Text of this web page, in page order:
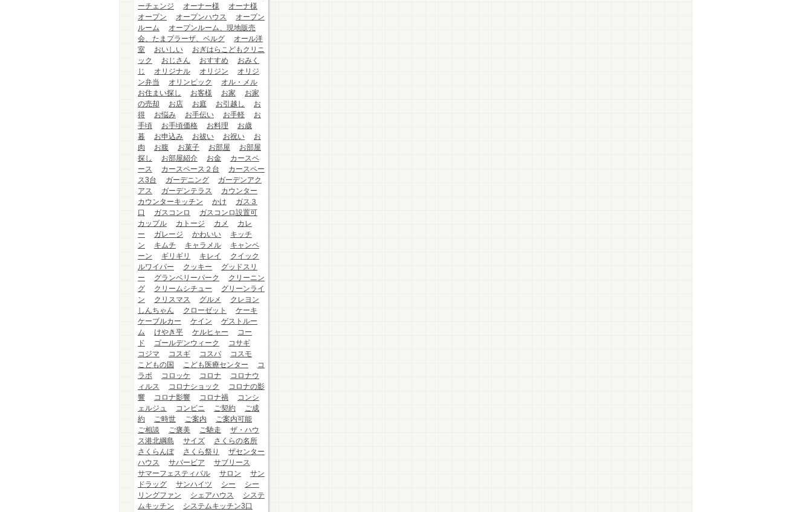
ーチェンジ
オーナー様
オーナ様
オープン
オープンハウス
オープン
ルーム
オープンルーム、現地販売
会、たまプラーザ、ベルグ
オール洋
室
おいしい
おぎはらこどもクリニ
ック
おじさん おすすめ
おみく
じ
オリジナル オリジン
オリジ
ン弁当
オリンピック
オル・メル
お住まい探し
お客様 お家
お家
の売却
お店 お庭 お引越し
お
得
お悩み お手伝い お手軽
お
手頃
お手頃価格 お料理
お歳
暮
お申込み お祓い お祝い
お
肉
お腹 お菓子 お部屋
お部屋
探し
お部屋紹介 お金
カースペ
ース
カースペース２台
カースペー
ス3台
ガーデニング
ガーデンアク
アス
ガーデンテラス
カウンター
カウンターキッチン
かけ
ガス３
口
ガスコンロ
ガスコンロ設置可
カップル
カトージ カメ
カレ
ー
ガレージ かわいい
キッチ
ン
キムチ キャラメル
キャンペ
ーン
ギリギリ キレイ
クイック
ルワイパー
クッキー
グッドスリ
ー
グランベリーパーク
クリーニン
グ
クリームシチュー
グリーンライ
ン
クリスマス グルメ
クレヨン
しんちゃん
クローゼット
ケーキ
ケーブルカー
ケイン
ゲストルー
ム
けやき平 ケルヒャー
コー
ド
ゴールデンウィーク
コサギ
コジマ
コスギ コスパ
コスモ
こどもの国
こども医療センター
コ
ラボ
コロッケ コロナ
コロナウ
ィルス
コロナショック
コロナの影
響
コロナ影響 コロナ禍
コンシ
ェルジュ
コンビニ ご契約
ご成
約
ご時世 ご案内
ご案内可能
ご相談
ご褒美 ご馳走
ザ・ハウ
ス港北綱島
サイズ
さくらの名所
さくらんぼ
さくら祭り
ザセンター
ハウス
サバービア
サブリース
サマーフェスティバル
サロン
サン
ドラッグ
サンハイツ シー
シー
リングファン
シェアハウス
システ
ムキッチン
システムキッチン3口